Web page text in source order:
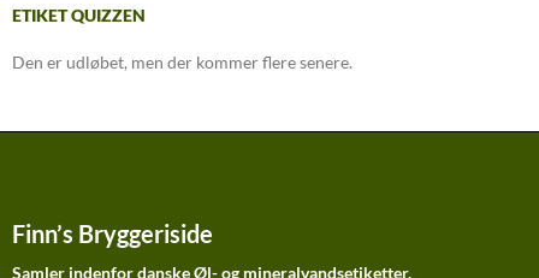
ETIKET QUIZZEN
Den er udløbet, men der kommer flere senere.
Finn’s Bryggeriside
Samler indenfor danske Øl- og mineralvandsetiketter.